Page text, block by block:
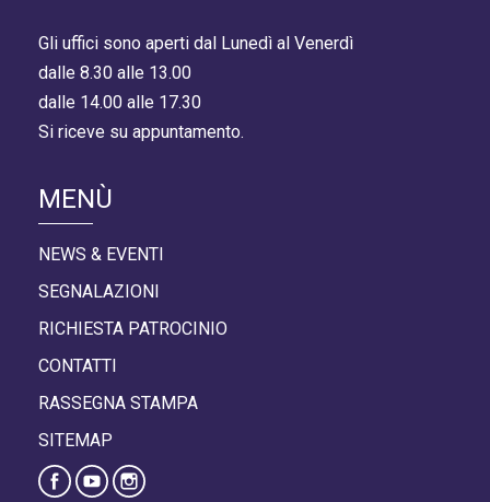
Gli uffici sono aperti dal Lunedì al Venerdì
dalle 8.30 alle 13.00
dalle 14.00 alle 17.30
Si riceve su appuntamento.
MENÙ
NEWS & EVENTI
SEGNALAZIONI
RICHIESTA PATROCINIO
CONTATTI
RASSEGNA STAMPA
SITEMAP